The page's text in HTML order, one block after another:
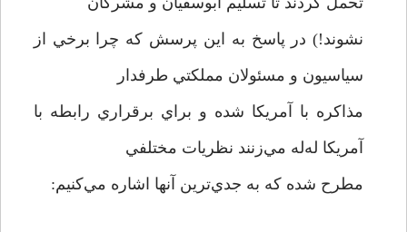
نشوند!) در پاسخ به اين پرسش كه چرا برخي از
سياسيون و مسئولان مملكتي طرفدار
مذاكره با آمريكا شده و براي برقراري رابطه با
آمريكا له‌له مي‌زنند نظريات مختلفي
مطرح شده كه به جدي‌ترين آنها اشاره مي‌كنيم: